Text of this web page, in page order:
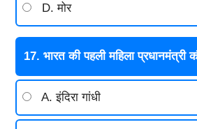
D. मोर
17. भारत की पहली महिला प्रधानमंत्री
A. इंदिरा गांधी